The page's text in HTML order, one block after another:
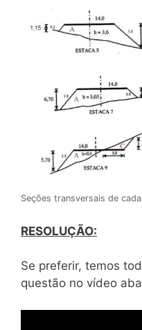
Seções transversais de
RESOLUÇÃO:
Se preferir, temos
questão no vídeo